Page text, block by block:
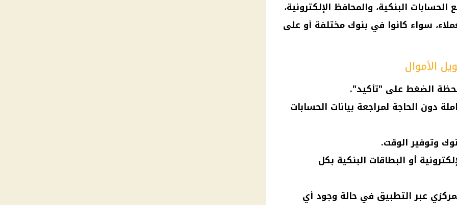
البنكية، والمحافظ الإلكترونية،
سواء كانوا في بنوك مختلفة أو على
الأموال
الضغط على "تأكيد".
دون الحاجة لمراجعة بيانات الحسابات
وتوفير الوقت.
أو البطاقات البنكية بكل
عبر التطبيق في حالة وجود أي